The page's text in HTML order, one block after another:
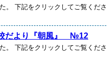
。 下記をクリックしてご覧くだ
だより『朝風』 №12
。 下記をクリックしてご覧くだ